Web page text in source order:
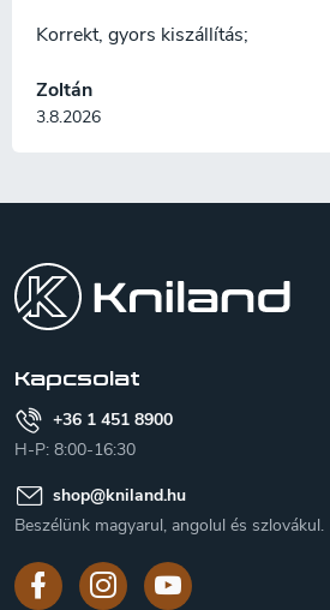
Zoltán
3.8.2026
Korrekt, gyors kiszállítás;
Kapcsolat
+36 1 451 8900
H-P: 8:00-16:30
shop@kniland.hu
Beszélünk magyarul, angolul és szlovákul.